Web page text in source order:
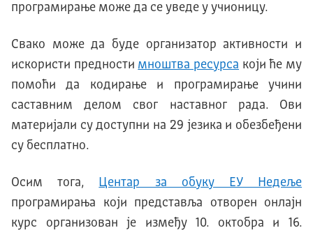
програмирање може да се уведе у учионицу.
Свако може да буде организатор активности и
искористи предности мноштва ресурса који ће му
помоћи да кодирање и програмирање учини
саставним делом свог наставног рада. Ови
материјали су доступни на 29 језика и обезбеђени
су бесплатно.
Осим тога,
Центар за обуку ЕУ Недеље
програмирања који представља отворен онлајн
курс организован је између 10. октобра и 16.